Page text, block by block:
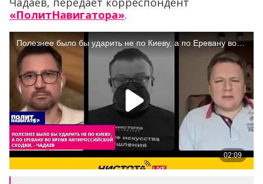
«ПолитНавигатора».